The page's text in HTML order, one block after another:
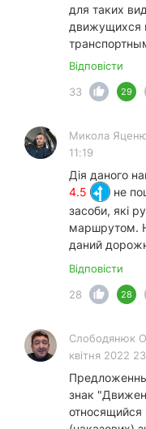
для таких
движущихся
Відповісти
33
29
Микола
11:19
Дія даного
4.5
не
засоби, які
маршрутом.
даний
Відповісти
28
28
Слободянюк
квітня 2022
знак